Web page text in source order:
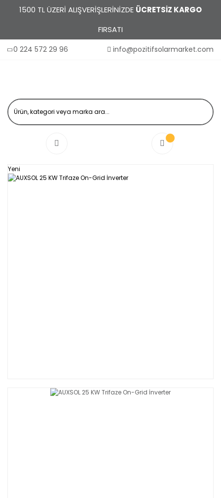
1500 TL ÜZERİ ALIŞVERİŞLERİNİZDE ÜCRETSİZ KARGO
FIRSATI
0 224 572 29 96 info@pozitifsolarmarket.com
Yeni